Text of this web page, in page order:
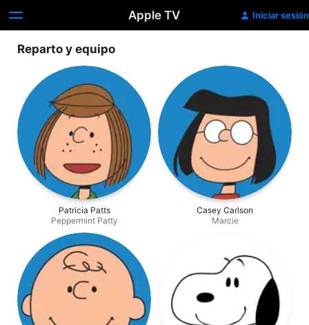
Apple TV Iniciar sesión
Reparto y equipo
Patricia Patts
Peppermint Patty
Casey Carlson
Marcie